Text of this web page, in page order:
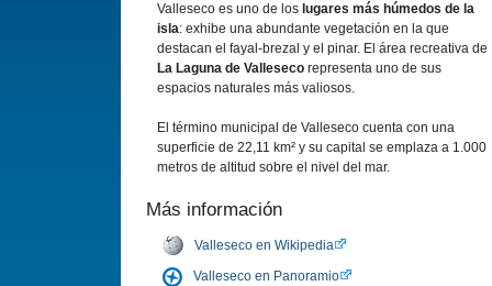
Valleseco es uno de los lugares más húmedos de la
isla: exhibe una abundante vegetación en la que
destacan el fayal-brezal y el pinar. El área recreativa de
La Laguna de Valleseco representa uno de sus
espacios naturales más valiosos.
El término municipal de Valleseco cuenta con una
superficie de 22,11 km² y su capital se emplaza a 1.000
metros de altitud sobre el nivel del mar.
Más información
Valleseco en Wikipedia
Valleseco en Panoramio